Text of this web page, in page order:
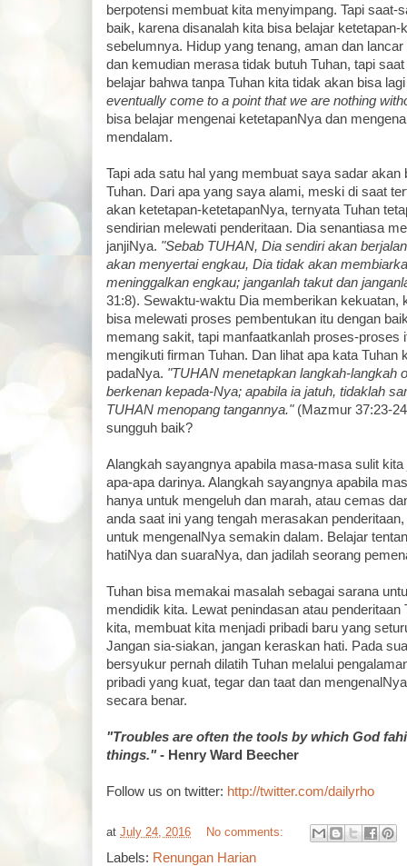
berpotensi membuat kita menyimpang. Tapi saat-
baik, karena disanalah kita bisa belajar ketetapan-
sebelumnya. Hidup yang tenang, aman dan
dan kemudian merasa tidak butuh Tuhan, tapi
belajar bahwa tanpa Tuhan kita tidak akan bisa
eventually come to a point that we are nothing
bisa belajar mengenai ketetapanNya dan
mendalam.
Tapi ada satu hal yang membuat saya sadar akan
Tuhan. Dari apa yang saya alami, meski di saat
akan ketetapan-ketetapanNya, ternyata Tuhan
sendirian melewati penderitaan. Dia senantiasa
janjiNya. "Sebab TUHAN, Dia sendiri akan
akan menyertai engkau, Dia tidak akan
meninggalkan engkau; janganlah takut dan
31:8). Sewaktu-waktu Dia memberikan kekuatan,
bisa melewati proses pembentukan itu dengan
memang sakit, tapi manfaatkanlah proses-proses
mengikuti firman Tuhan. Dan lihat apa kata Tuhan
padaNya. "TUHAN menetapkan langkah-langkah
berkenan kepada-Nya; apabila ia jatuh, tidaklah
TUHAN menopang tangannya." (Mazmur 37:23-
sungguh baik?
Alangkah sayangnya apabila masa-masa sulit
apa-apa darinya. Alangkah sayangnya apabila
hanya untuk mengeluh dan marah, atau cemas
anda saat ini yang tengah merasakan
untuk mengenalNya semakin dalam. Belajar
hatiNya dan suaraNya, dan jadilah seorang
Tuhan bisa memakai masalah sebagai sarana
mendidik kita. Lewat penindasan atau penderitaan
kita, membuat kita menjadi pribadi baru yang
Jangan sia-siakan, jangan keraskan hati. Pada
bersyukur pernah dilatih Tuhan melalui
pribadi yang kuat, tegar dan taat dan
secara benar.
"Troubles are often the tools by which God
things."- Henry Ward Beecher
Follow us on twitter: http://twitter.com/dailyrho
at July 24, 2016 No comments:
Labels: Renungan Harian